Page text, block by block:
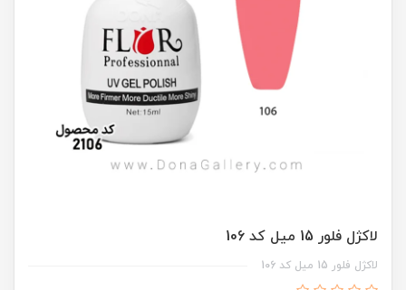
لاکژل فلور 15 ميل کد 106
لاکژل فلور 15 ميل کد 106